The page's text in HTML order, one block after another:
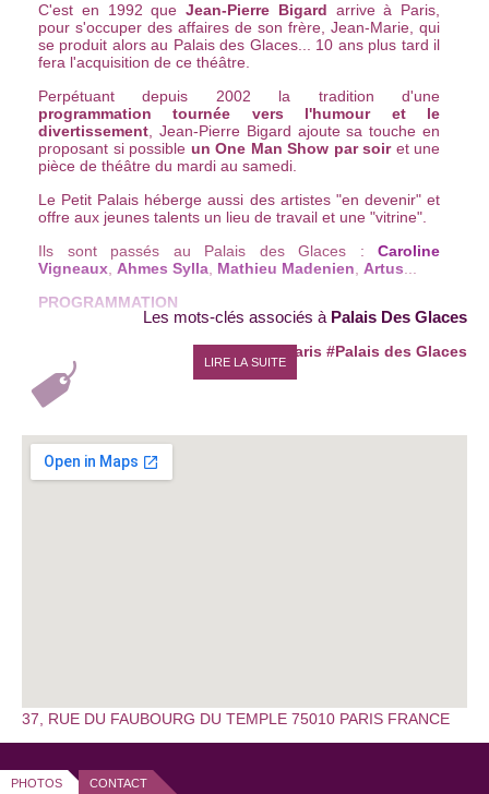
C'est en 1992 que Jean-Pierre Bigard arrive à Paris,
pour s'occuper des affaires de son frère, Jean-Marie, qui
se produit alors au Palais des Glaces... 10 ans plus tard il
fera l'acquisition de ce théâtre.
Perpétuant depuis 2002 la tradition d'une
programmation tournée vers l'humour et le
divertissement , Jean-Pierre Bigard ajoute sa touche en
proposant si possible un One Man Show par soiret une
pièce de théâtre du mardi au samedi.
Le Petit Palais héberge aussi des artistes "en devenir" et
offre aux jeunes talents un lieu de travail et une "vitrine".
Ils sont passés au Palais des Glaces : Caroline
Vigneaux Ahmes Sylla Mathieu Madenien Artus
PROGRAMMATION
LIRE LA SUITE
Les mots-clés associés à Palais Des Glaces
#paris #Palais des Glaces
37, RUE DU FAUBOURG DU TEMPLE 75010 PARIS FRANCE
PHOTOS CONTACT